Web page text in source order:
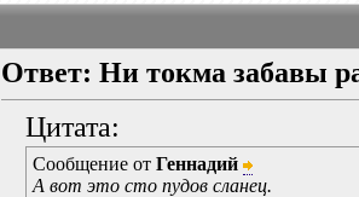
Ответ: Ни токма забавы
Цитата:
Сообщение от Геннадий
А вот это сто пудов сланец.